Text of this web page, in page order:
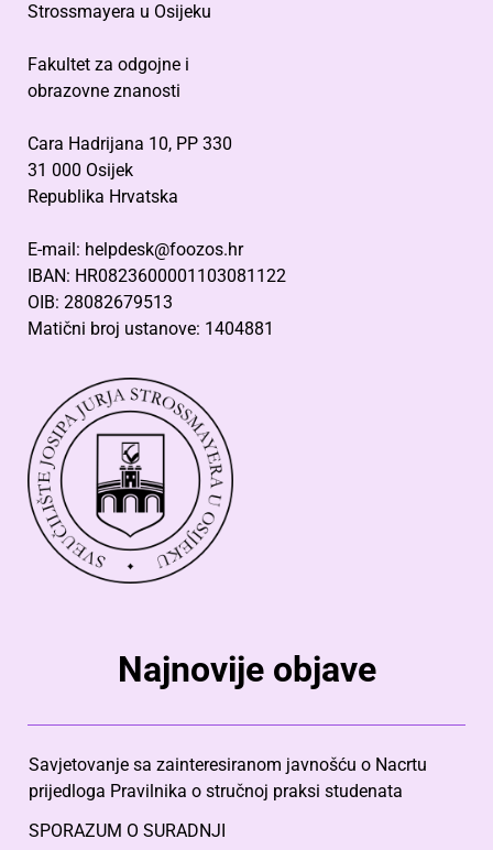
Strossmayera u Osijeku
Fakultet za odgojne i
obrazovne znanosti
Cara Hadrijana 10, PP 330
31 000 Osijek
Republika Hrvatska
E-mail: helpdesk@foozos.hr
IBAN: HR0823600001103081122
OIB: 28082679513
Matični broj ustanove: 1404881
Najnovije objave
Savjetovanje sa zainteresiranom javnošću o Nacrtu
prijedloga Pravilnika o stručnoj praksi studenata
SPORAZUM O SURADNJI